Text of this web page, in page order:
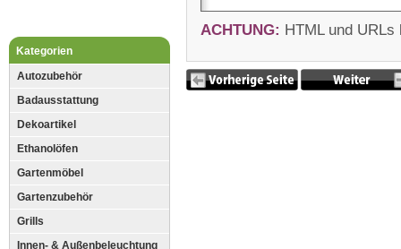
Kategorien
Autozubehör
Badausstattung
Dekoartikel
Ethanolöfen
Gartenmöbel
Gartenzubehör
Grills
Innen- & Außenbeleuchtung
ACHTUNG: HTML und